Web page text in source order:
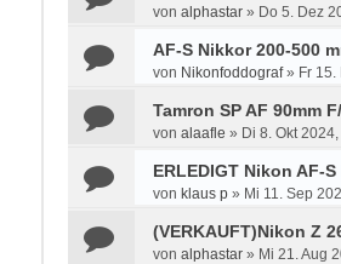
von alphastar» Do 5. Dez
AF-S Nikkor 200-500
von Nikonfoddograf» Fr
Tamron SP AF 90mm
von alaafle » Di 8. Okt
ERLEDIGT Nikon AF-
von klaus p» Mi 11. Sep
(VERKAUFT)Nikon Z
von alphastar» Mi 21. Aug